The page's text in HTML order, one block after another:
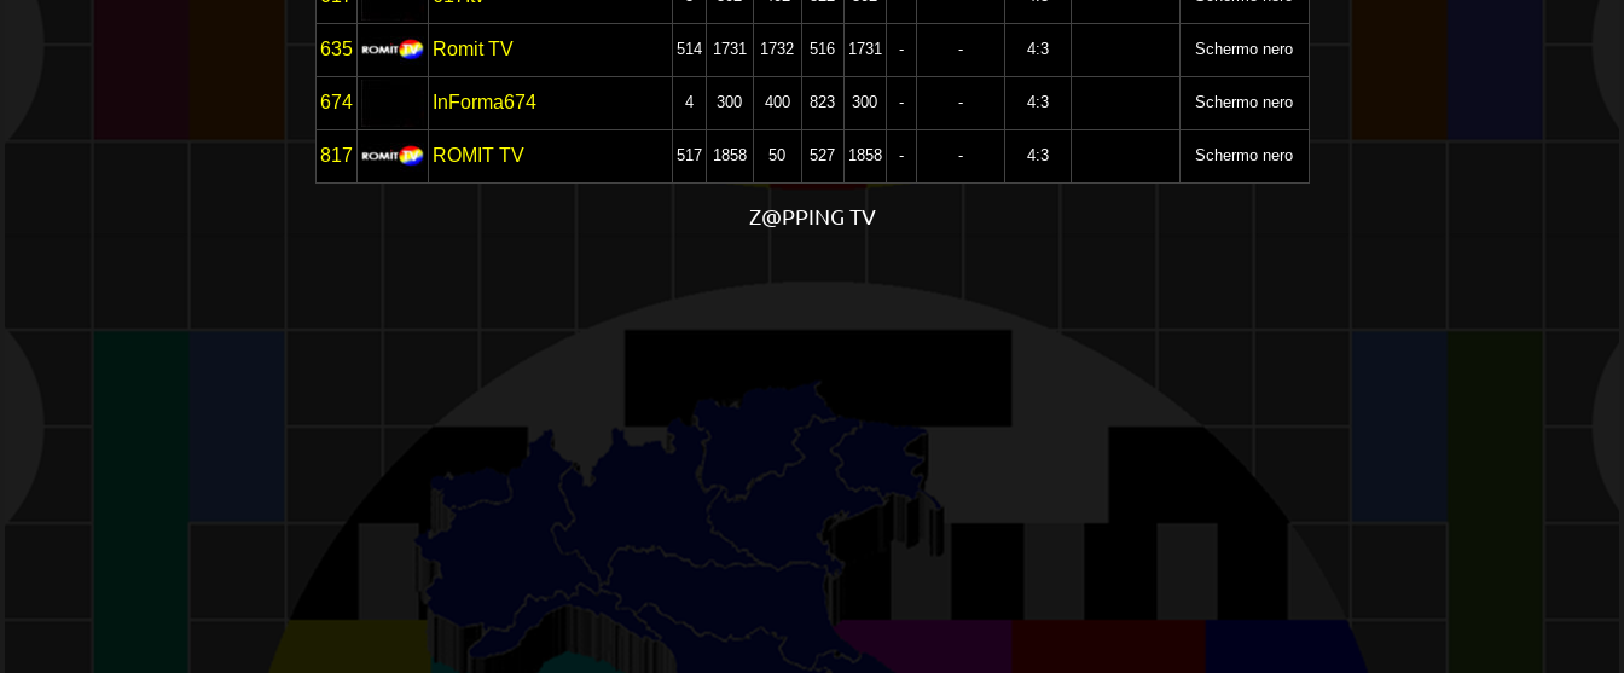
635 Romit TV 514 1731 1732 516 1731 - - 4:3 Schermo nero
674 InForma674 4 300 400 823 300 - - 4:3 Schermo nero
817 ROMIT TV 517 1858 50 527 1858 - - 4:3 Schermo nero
Z@PPING TV